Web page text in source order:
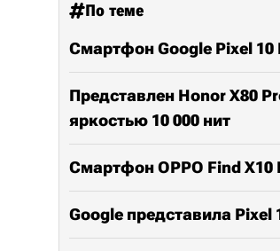
По теме
Смартфон Google Pixel 10
Представлен Honor X80
яркостью 10 000 нит
Смартфон OPPO Find
Google представила Pixel